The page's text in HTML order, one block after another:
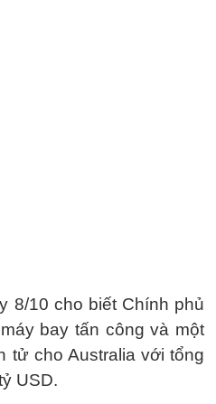
8/10 cho biết Chính phủ
bay tấn công và một
tử cho Australia với tổng
USD.